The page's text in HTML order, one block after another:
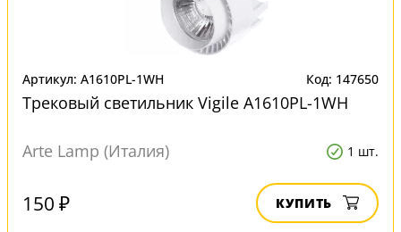
Артикул: A1610PL-1WH Код: 147650
Трековый светильник Vigile A1610PL-1WH
Arte Lamp (Италия) 1 шт.
150 ₽ КУПИТЬ